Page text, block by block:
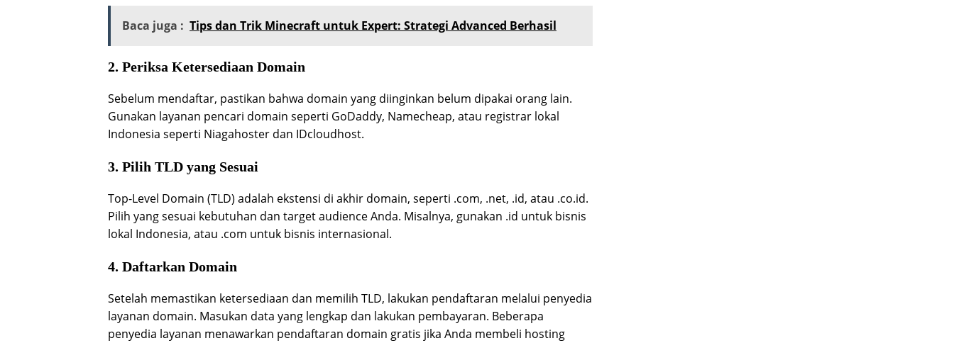
Baca juga : Tips dan Trik Minecraft untuk Expert: Strategi Advanced Berhasil
2. Periksa Ketersediaan Domain
Sebelum mendaftar, pastikan bahwa domain yang diinginkan belum dipakai orang lain.
Gunakan layanan pencari domain seperti GoDaddy, Namecheap, atau registrar lokal
Indonesia seperti Niagahoster dan IDcloudhost.
3. Pilih TLD yang Sesuai
Top-Level Domain (TLD) adalah ekstensi di akhir domain, seperti .com, .net, .id, atau .co.id.
Pilih yang sesuai kebutuhan dan target audience Anda. Misalnya, gunakan .id untuk bisnis
lokal Indonesia, atau .com untuk bisnis internasional.
4. Daftarkan Domain
Setelah memastikan ketersediaan dan memilih TLD, lakukan pendaftaran melalui penyedia
layanan domain. Masukan data yang lengkap dan lakukan pembayaran. Beberapa
penyedia layanan menawarkan pendaftaran domain gratis jika Anda membeli hosting